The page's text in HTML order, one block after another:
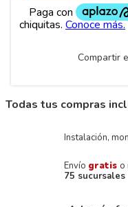
Compartir
Todas tus compras
Instalación,
Envío gratis o
75 sucursales